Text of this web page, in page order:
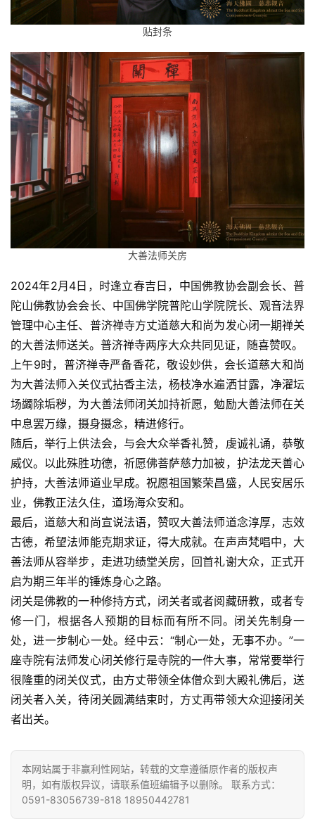
佛
人
物
寺
院
巡
礼
视
频
纪
佛
教
艺
术
政
策
法
规
免
责
声
明
登录 注册
贴封条
大善法师关房
2024年2月4日，时逢立春吉日，中国佛教协会副会长、普
陀山佛教协会会长、中国佛学院普陀山学院院长、观音法界
管理中心主任、普济禅寺方丈道慈大和尚为发心闭一期禅关
的大善法师送关。普济禅寺两序大众共同见证，随喜赞叹。
上午9时，普济禅寺严备香花，敬设妙供，会长道慈大和尚
为大善法师入关仪式拈香主法，杨枝净水遍洒甘露，净濯坛
场蠲除垢秽，为大善法师闭关加持祈愿，勉励大善法师在关
中息罢万缘，摄身摄念，精进修行。
随后，举行上供法会，与会大众举香礼赞，虔诚礼诵，恭敬
威仪。以此殊胜功德，祈愿佛菩萨慈力加被，护法龙天善心
护持，大善法师道业早成。祝愿祖国繁荣昌盛，人民安居乐
业，佛教正法久住，道场海众安和。
最后，道慈大和尚宣说法语，赞叹大善法师道念淳厚，志效
古德，希望法师能克期求证，得大成就。在声声梵唱中，大
善法师从容举步，走进功绩堂关房，回首礼谢大众，正式开
启为期三年半的锤炼身心之路。
闭关是佛教的一种修持方式，闭关者或者阅藏研教，或者专
修一门，根据各人预期的目标而有所不同。闭关先制身一
处，进一步制心一处。经中云：“制心一处，无事不办。”一
座寺院有法师发心闭关修行是寺院的一件大事，常常要举行
很隆重的闭关仪式，由方丈带领全体僧众到大殿礼佛后，送
闭关者入关，待闭关圆满结束时，方丈再带领大众迎接闭关
者出关。
本网站属于非赢利性网站，转载的文章遵循原作者的版权声
明，如有版权异议，请联系值班编辑予以删除。 联系方式：
0591-83056739-818 18950442781